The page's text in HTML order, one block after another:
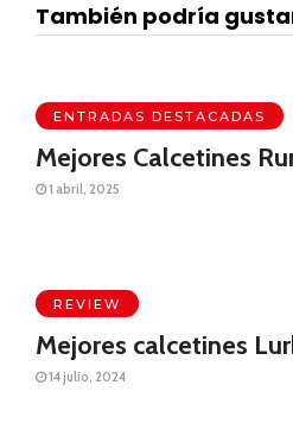
También podría
ENTRADAS DESTACADAS
Mejores Calcetines
1 abril, 2025
REVIEW
Mejores calcetines
14 julio, 2024